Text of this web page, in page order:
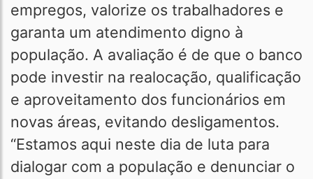
empregos, valorize os trabalhadores e
garanta um atendimento digno à
população. A avaliação é de que o banco
pode investir na realocação, qualificação
e aproveitamento dos funcionários em
novas áreas, evitando desligamentos.
“Estamos aqui neste dia de luta para
dialogar com a população e denunciar o